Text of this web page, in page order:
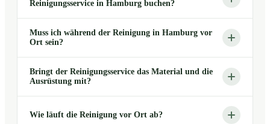
Reinigungsservice in Hamburg buchen?
Muss ich während der Reinigung in Hamburg vor
Ort sein?
Bringt der Reinigungsservice das Material und die
Ausrüstung mit?
Wie läuft die Reinigung vor Ort ab?